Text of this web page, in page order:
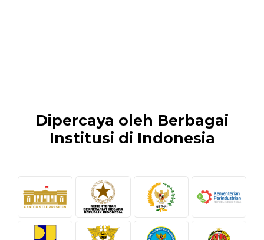
Dipercaya oleh Berbagai
Institusi di Indonesia